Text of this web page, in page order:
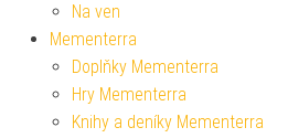
Na ven
Mementerra
Doplňky Mementerra
Hry Mementerra
Knihy a deníky Mementerra